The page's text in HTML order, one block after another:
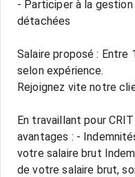
- Participer à la
détachées
Salaire proposé : Entre
selon expérience.
Rejoignez vite notre
En travaillant pour
avantages : -
votre salaire brut
de votre salaire brut,